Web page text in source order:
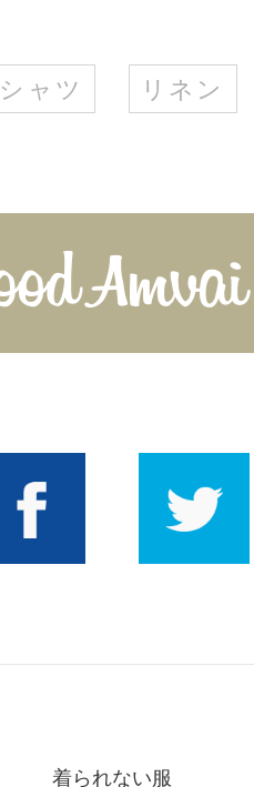
シャツ リネン
着られない服